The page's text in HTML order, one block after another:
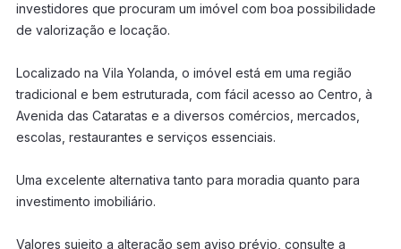
investidores que procuram um imóvel com boa possibilidade
de valorização e locação.
Localizado na Vila Yolanda, o imóvel está em uma região
tradicional e bem estruturada, com fácil acesso ao Centro, à
Avenida das Cataratas e a diversos comércios, mercados,
escolas, restaurantes e serviços essenciais.
Uma excelente alternativa tanto para moradia quanto para
investimento imobiliário.
Valores sujeito a alteração sem aviso prévio, consulte a